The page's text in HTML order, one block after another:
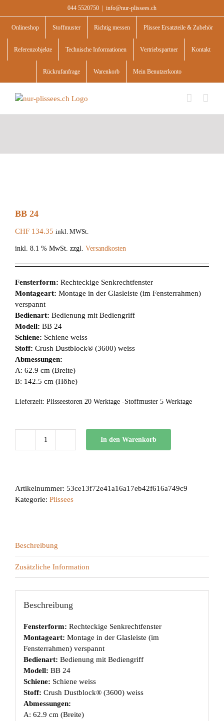
to
content
044 5520750 info@nur-plissees.ch
Onlineshop Stoffmuster Richtig messen Plissee Ersatzteile & Zubehör
Referenzobjekte Technische Informationen Vertriebspartner Kontakt
Rückrufanfrage Warenkorb Mein Benutzerkonto
BB 24
CHF 134.35 inkl. MWSt.
inkl. 8.1 % MwSt. zzgl. Versandkosten
Fensterform: Rechteckige Senkrechtfenster
Montageart: Montage in der Glasleiste (im Fensterrahmen)
verspannt
Bedienart: Bedienung mit Bediengriff
Modell: BB 24
Schiene: Schiene weiss
Stoff: Crush Dustblock® (3600) weiss
Abmessungen:
A: 62.9 cm (Breite)
B: 142.5 cm (Höhe)
Lieferzeit: Plisseestoren 20 Werktage -Stoffmuster 5 Werktage
BB
In den Warenkorb
Artikelnummer: 53ce13f72e41a16a17eb42f616a749c9
Kategorie: Plissees
Beschreibung
Zusätzliche Information
Beschreibung
Fensterform: Rechteckige Senkrechtfenster
Montageart: Montage in der Glasleiste (im
Fensterrahmen) verspannt
Bedienart: Bedienung mit Bediengriff
Modell: BB 24
Schiene: Schiene weiss
Stoff: Crush Dustblock® (3600) weiss
Abmessungen:
A: 62.9 cm (Breite)